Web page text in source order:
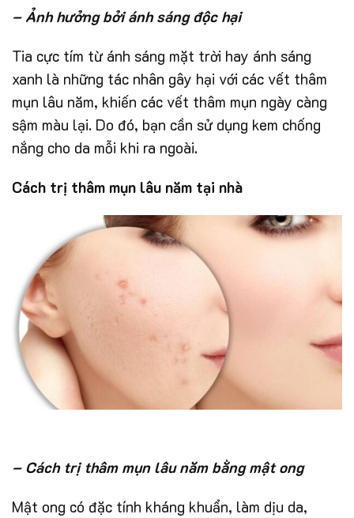
– Ảnh hưởng bởi ánh sáng độc hại
Tia cực tím từ ánh sáng mặt trời hay ánh sáng
xanh là những tác nhân gây hại với các vết thâm
mụn lâu năm, khiến các vết thâm mụn ngày càng
sậm màu lại. Do đó, bạn cần sử dụng kem chống
nắng cho da mỗi khi ra ngoài.
Cách trị thâm mụn lâu năm tại nhà
– Cách trị thâm mụn lâu năm bằng mật ong
Mật ong có đặc tính kháng khuẩn, làm dịu da,